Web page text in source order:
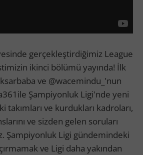
gerçekleştirdiğimiz League
ikinci bölümü yayında! İlk
ve @wacemindu_'nun
Şampiyonluk Ligi'nde yeni
takımları ve kurdukları kadroları,
ve sizden gelen soruları
Şampiyonluk Ligi gündemindeki
ve Ligi daha yakından